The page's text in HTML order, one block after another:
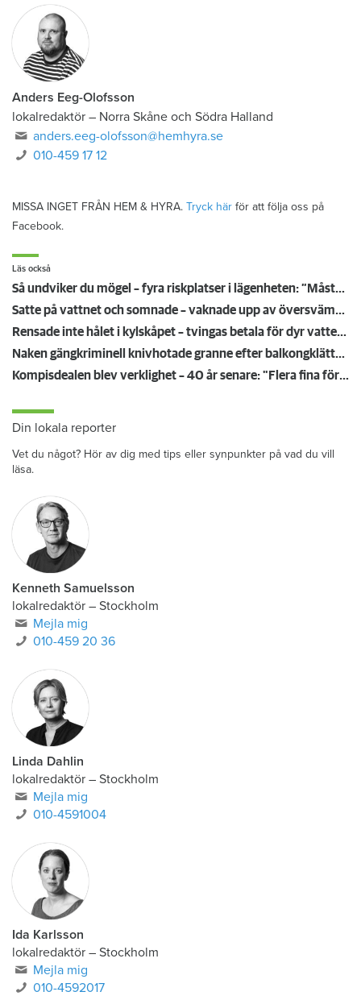
Anders Eeg-Olofsson
lokalredaktör – Norra Skåne och Södra Halland
anders.eeg-olofsson@hemhyra.se
010-459 17 12
MISSA INGET FRÅN HEM & HYRA. Tryck här för att följa oss på
Facebook.
Läs också
Så undviker du mögel – fyra riskplatser i lägenheten: ”Måste städa bort”
Satte på vattnet och somnade – vaknade upp av översvämning hos grannen
Rensade inte hålet i kylskåpet – tvingas betala för dyr vattenskada
Naken gängkriminell knivhotade granne efter balkongklättring
Kompisdealen blev verklighet – 40 år senare: "Flera fina fördelar med att dela bostad"
Din lokala reporter
Vet du något? Hör av dig med tips eller synpunkter på vad du vill
läsa.
Kenneth Samuelsson
lokalredaktör – Stockholm
Mejla mig
010-459 20 36
Linda Dahlin
lokalredaktör – Stockholm
Mejla mig
010-4591004
Ida Karlsson
lokalredaktör – Stockholm
Mejla mig
010-4592017